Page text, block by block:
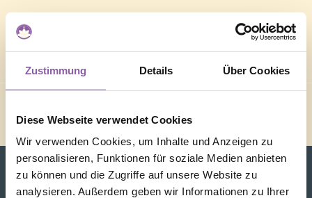
Zustimmung Details Über Cookies
Diese Webseite verwendet Cookies
Wir verwenden Cookies, um Inhalte und Anzeigen zu
personalisieren, Funktionen für soziale Medien anbieten
zu können und die Zugriffe auf unsere Website zu
analysieren. Außerdem geben wir Informationen zu Ihrer